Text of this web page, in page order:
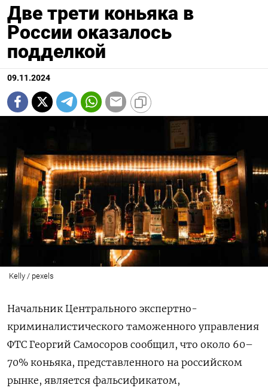
Две трети коньяка в
России оказалось
подделкой
09.11.2024
Kelly / pexels
Начальник Центрального экспертно-
криминалистического таможенного управления
ФТС Георгий Самосоров сообщил, что около 60–
70% коньяка, представленного на российском
рынке, является фальсификатом,